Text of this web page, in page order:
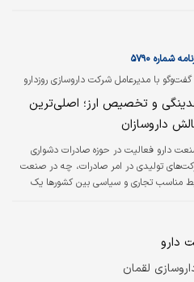
بهبودهایی را رقم بزند؛ اما قرار بود
و لازم آماده شود، اما فعالیت‌‌‌های
زیرساخت‌‌‌ها ارز…
با مدیرعامل شرکت داروسازی روزدارو
شد
شماره ۵۷۹۰
و تخصیص ارز؛ اصلی‏‏‌ترین
داروسازان
دارو فعالیت در حوزه صادرات دشواری
تولیدی در امر صادرات، چه در صنعت
مناسب تجاری و سیاسی بین کشورها یک
کشورها را تعیین می‌کند و این مساله
دارو
لقمان